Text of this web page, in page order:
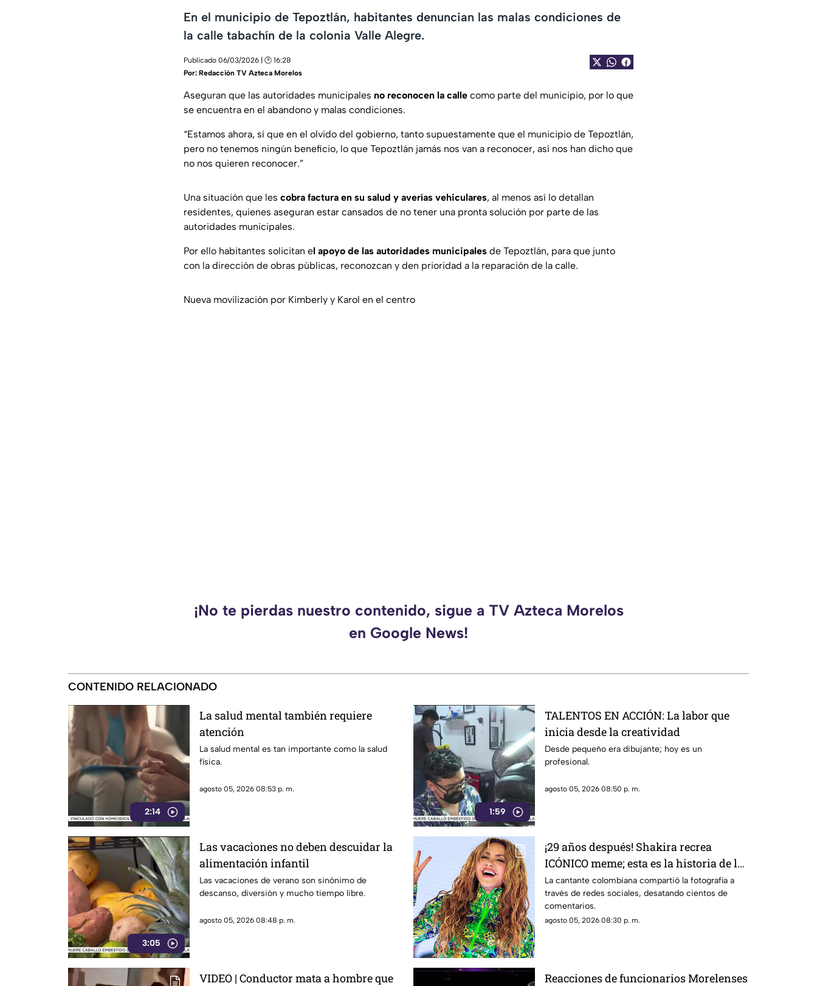
En el municipio de Tepoztlán, habitantes denuncian las malas condiciones de
la calle tabachín de la colonia Valle Alegre.
Publicado 06/03/2026 | 🕑 16:28
Por: Redacción TV Azteca Morelos
Aseguran que las autoridades municipales no reconocen la calle como parte del municipio, por lo que
se encuentra en el abandono y malas condiciones.
“Estamos ahora, sí que en el olvido del gobierno, tanto supuestamente que el municipio de Tepoztlán,
pero no tenemos ningún beneficio, lo que Tepoztlán jamás nos van a reconocer, así nos han dicho que
no nos quieren reconocer.”
Una situación que les cobra factura en su salud y averías vehiculares, al menos así lo detallan
residentes, quienes aseguran estar cansados de no tener una pronta solución por parte de las
autoridades municipales.
Por ello habitantes solicitan el apoyo de las autoridades municipales de Tepoztlán, para que junto
con la dirección de obras públicas, reconozcan y den prioridad a la reparación de la calle.
Nueva movilización por Kimberly y Karol en el centro
¡No te pierdas nuestro contenido, sigue a TV Azteca Morelos
en Google News!
CONTENIDO RELACIONADO
2:14
La salud mental también requiere
atención
La salud mental es tan importante como la salud
física.
agosto 05, 2026 08:53 p. m.
1:59
TALENTOS EN ACCIÓN: La labor que
inicia desde la creatividad
Desde pequeño era dibujante; hoy es un
profesional.
agosto 05, 2026 08:50 p. m.
3:05
Las vacaciones no deben descuidar la
alimentación infantil
Las vacaciones de verano son sinónimo de
descanso, diversión y mucho tiempo libre.
agosto 05, 2026 08:48 p. m.
¡29 años después! Shakira recrea
ICÓNICO meme; esta es la historia de la
fotografía
La cantante colombiana compartió la fotografía a
través de redes sociales, desatando cientos de
comentarios.
agosto 05, 2026 08:30 p. m.
VIDEO | Conductor mata a hombre que
Reacciones de funcionarios Morelenses